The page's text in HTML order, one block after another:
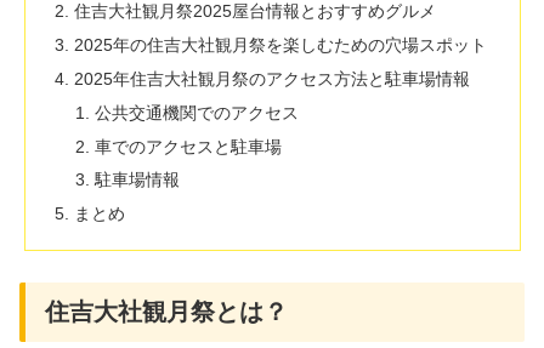
住吉大社観月祭2025屋台情報とおすすめグルメ
2025年の住吉大社観月祭を楽しむための穴場スポット
2025年住吉大社観月祭のアクセス方法と駐車場情報
公共交通機関でのアクセス
車でのアクセスと駐車場
駐車場情報
まとめ
住吉大社観月祭とは？